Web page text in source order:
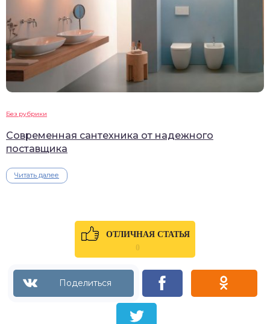
Без рубрики
Современная сантехника от надежного
поставщика
Читать далее
ОТЛИЧНАЯ СТАТЬЯ
0